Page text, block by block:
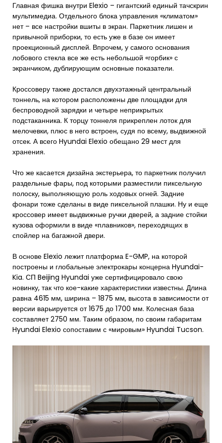
Главная фишка внутри Elexio – гигантский единый тачскрин
мультимедиа. Отдельного блока управления «климатом»
нет – все настройки вшиты в экран. Паркетник лишен и
привычной приборки, то есть уже в базе он имеет
проекционный дисплей. Впрочем, у самого основания
лобового стекла все же есть небольшой «горбик» с
экранчиком, дублирующим основные показатели.
Кроссоверу также достался двухэтажный центральный
тоннель, на котором расположены две площадки для
беспроводной зарядки и четыре неприкрытых
подстаканника. К торцу тоннеля прикреплен лоток для
мелочевки, плюс в него встроен, судя по всему, выдвижной
отсек. А всего Hyundai Elexio обещано 29 мест для
хранения.
Что же касается дизайна экстерьера, то паркетник получил
раздельные фары, под которыми разместили пиксельную
полоску, выполняющую роль ходовых огней. Задние
фонари тоже сделаны в виде пиксельной плашки. Ну и еще
кроссовер имеет выдвижные ручки дверей, а задние стойки
кузова оформили в виде «плавников», переходящих в
спойлер на багажной двери.
В основе Elexio лежит платформа E-GMP, на которой
построены и глобальные электрокары концерна Hyundai-
Kia. СП Beijing Hyundai уже сертифицировало свою
новинку, так что кое-какие характеристики известны. Длина
равна 4615 мм, ширина – 1875 мм, высота в зависимости от
версии варьируется от 1675 до 1700 мм. Колесная база
составляет 2750 мм. Таким образом, по своим габаритам
Hyundai Elexio сопоставим с «мировым» Hyundai Tucson.